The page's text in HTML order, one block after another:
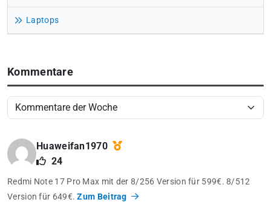
Laptops
Kommentare
Huaweifan1970
24
Redmi Note 17 Pro Max mit der 8/256 Version für 599€. 8/512
Version für 649€.Zum Beitrag